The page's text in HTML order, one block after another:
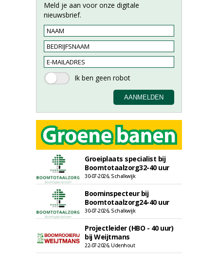
Meld je aan voor onze digitale
nieuwsbrief.
Groeiplaats specialist bij
Boomtotaalzorg32-40 uur
30-07-2026, Schalkwijk
Boominspecteur bij
Boomtotaalzorg24-40 uur
30-07-2026, Schalkwijk
Projectleider (HBO - 40 uur)
bij Weijtmans
22-07-2026, Udenhout